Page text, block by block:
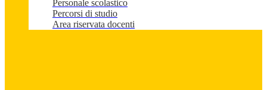
Personale scolastico
Percorsi di studio
Area riservata docenti